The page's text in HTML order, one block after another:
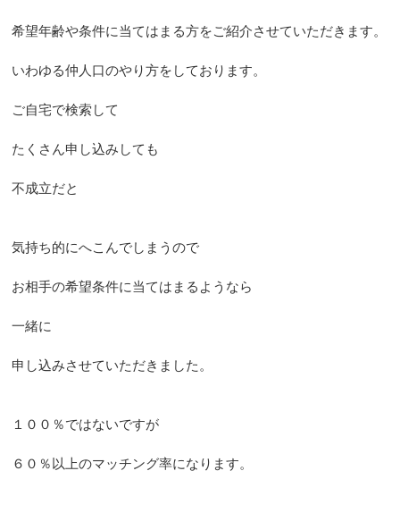
希望年齢や条件に当てはまる方をご紹介させていただきます。
いわゆる仲人口のやり方をしております。
ご自宅で検索して
たくさん申し込みしても
不成立だと
気持ち的にへこんでしまうので
お相手の希望条件に当てはまるようなら
一緒に
申し込みさせていただきました。
１００％ではないですが
６０％以上のマッチング率になります。